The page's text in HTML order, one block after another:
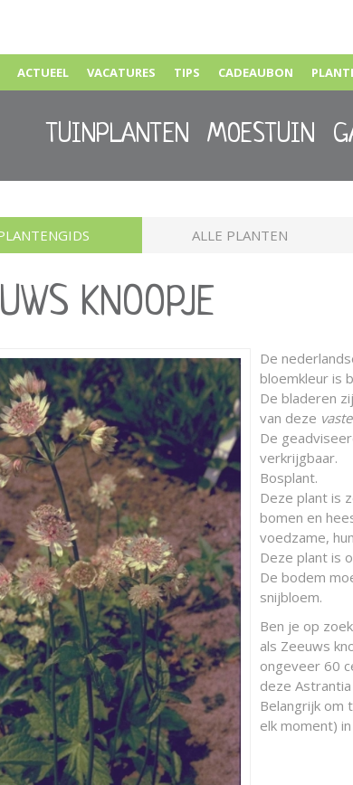
ACTUEEL VACATURES TIPS CADEAUBON
TUINPLANTEN MOESTUIN
ALLE PLANTEN
KNOOPJE
De
bloemkleur is
De bladeren
van deze
De
verkrijgbaar.
Bosplant.
Deze plant is
bomen en
voedzame,
Deze plant is
De bodem
snijbloem.
Ben je op
als Zeeuws
ongeveer 60
deze
Belangrijk om
elk moment)